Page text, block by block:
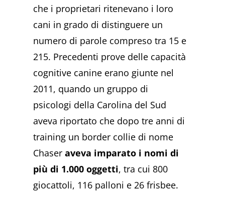
che i proprietari ritenevano i loro
cani in grado di distinguere un
numero di parole compreso tra 15 e
215. Precedenti prove delle capacità
cognitive canine erano giunte nel
2011, quando un gruppo di
psicologi della Carolina del Sud
aveva riportato che dopo tre anni di
training un border collie di nome
Chaseraveva imparato i nomi di
più di 1.000 oggetti, tra cui 800
giocattoli, 116 palloni e 26 frisbee.